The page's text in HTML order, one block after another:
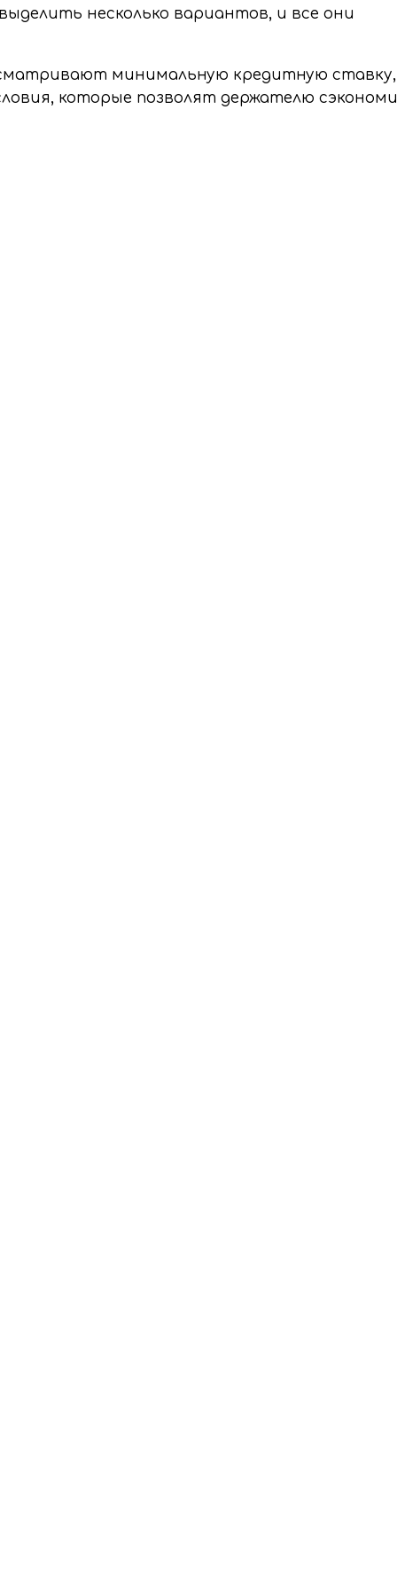
несколько вариантов, и все они
минимальную кредитную ставку,
которые позволят держателю